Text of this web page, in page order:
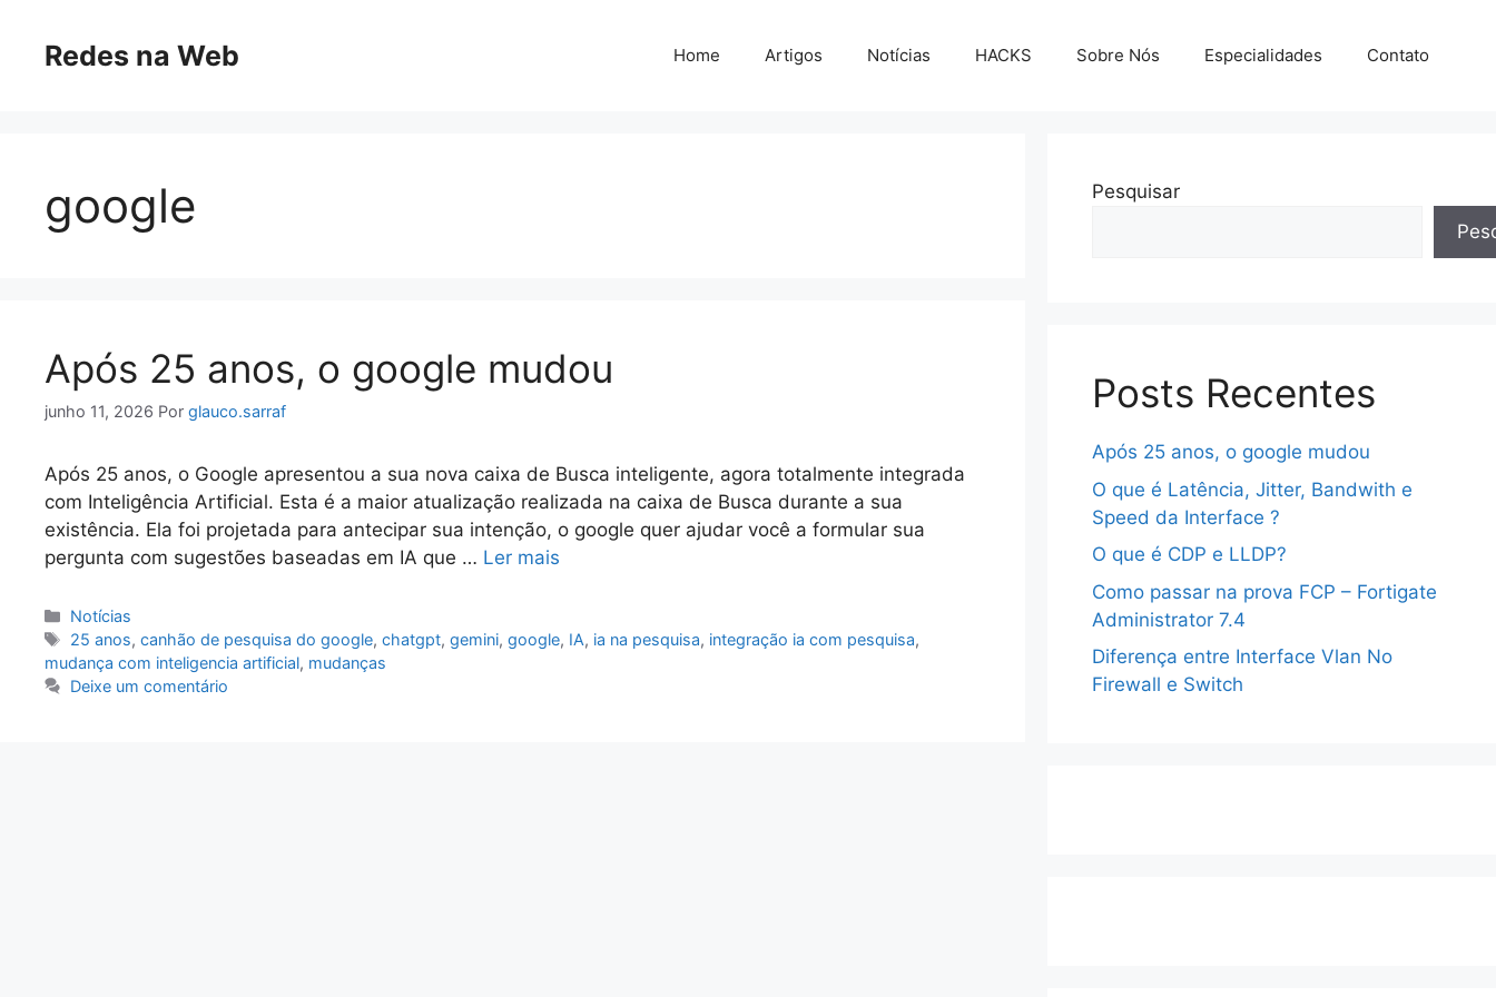
Redes na Web Home Artigos Notícias HACKS Sobre Nós Especialidades Contato
google
Após 25 anos, o google mudou
junho 11, 2026 Por glauco.sarraf
Após 25 anos, o Google apresentou a sua nova caixa de Busca inteligente, agora totalmente integrada
com Inteligência Artificial. Esta é a maior atualização realizada na caixa de Busca durante a sua
existência. Ela foi projetada para antecipar sua intenção, o google quer ajudar você a formular sua
pergunta com sugestões baseadas em IA que … Ler mais
Categorias
Notícias
Tags
25 anos,canhão de pesquisa do google,chatgpt,gemini,google, IA, ia na pesquisa, integração ia com pesquisa,
mudança com inteligencia artificial, mudanças
Deixe um comentário
Pesquisar
Posts Recentes
Após 25 anos, o google mudou
O que é Latência, Jitter, Bandwith e
Speed da Interface ?
O que é CDP e LLDP?
Como passar na prova FCP – Fortigate
Administrator 7.4
Diferença entre Interface Vlan No
Firewall e Switch